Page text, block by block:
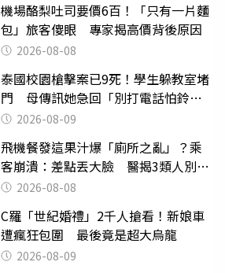
機場酪梨吐司要價6百！「只有一片麵
包」旅客傻眼 專家揭高價背後原因
2026-08-08
泰國校園槍擊案已9死！學生躲教室堵
門 母傳訊她急回「別打電話怕鈴
響」2026-08-09
飛機餐發這果汁爆「廁所之亂」？乘
客崩潰：差點丟大臉 醫揭3類人別亂
喝 2026-08-08
C羅「世紀婚禮」2千人搶看！新娘車
遭瘋狂包圍 最後竟是超大烏龍
2026-08-09